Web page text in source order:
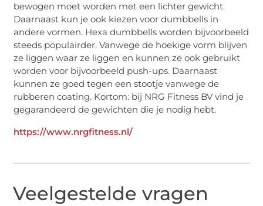
bewogen moet worden met een lichter gewicht.
Daarnaast kun je ook kiezen voor dumbbells in
andere vormen. Hexa dumbbells worden bijvoorbeeld
steeds populairder. Vanwege de hoekige vorm blijven
ze liggen waar ze liggen en kunnen ze ook gebruikt
worden voor bijvoorbeeld push-ups. Daarnaast
kunnen ze goed tegen een stootje vanwege de
rubberen coating. Kortom: bij NRG Fitness BV vind je
gegarandeerd de gewichten die je nodig hebt.
https://www.nrgfitness.nl/
Veelgestelde vragen